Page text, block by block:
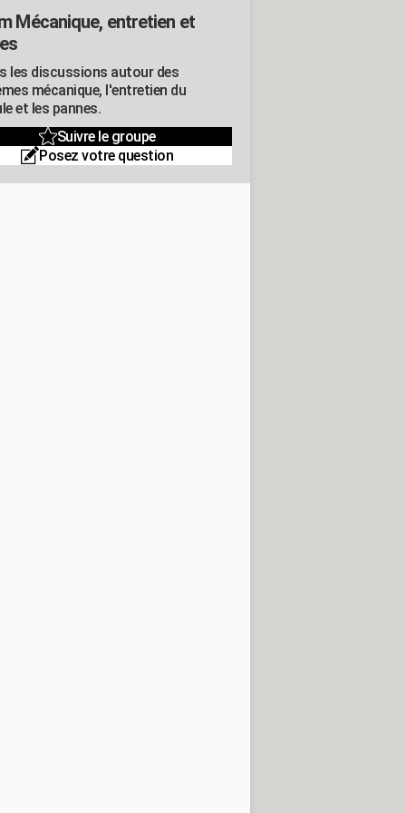
Mécanique, entretien et
les discussions autour des
mécanique, l'entretien du
et les pannes.
Suivre le groupe
Posez votre question